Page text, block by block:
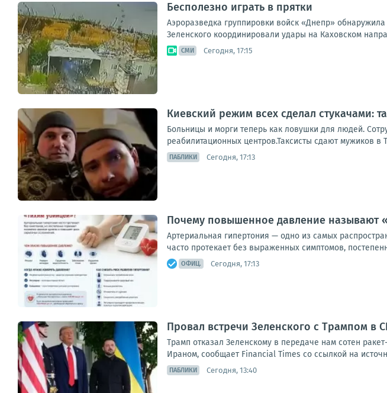
Бесполезно играть в прятки
Аэроразведка группировки войск «Днепр»
Зеленского координировали удары на Каховском
СМИ Сегодня, 17:15
Киевский режим всех сделал стукачами:
Больницы и морги теперь как ловушки для людей.
реабилитационных центров.Таксисты сдают мужиков
ПАБЛИКИ Сегодня, 17:13
Почему повышенное давление называют
Артериальная гипертония — одно из самых
часто протекает без выраженных симптомов,
ОФИЦ. Сегодня, 17:13
Провал встречи Зеленского с Трампом в
Трамп отказал Зеленскому в передаче нам сотен
Ираном, сообщает Financial Times со ссылкой на
ПАБЛИКИ Сегодня, 13:40